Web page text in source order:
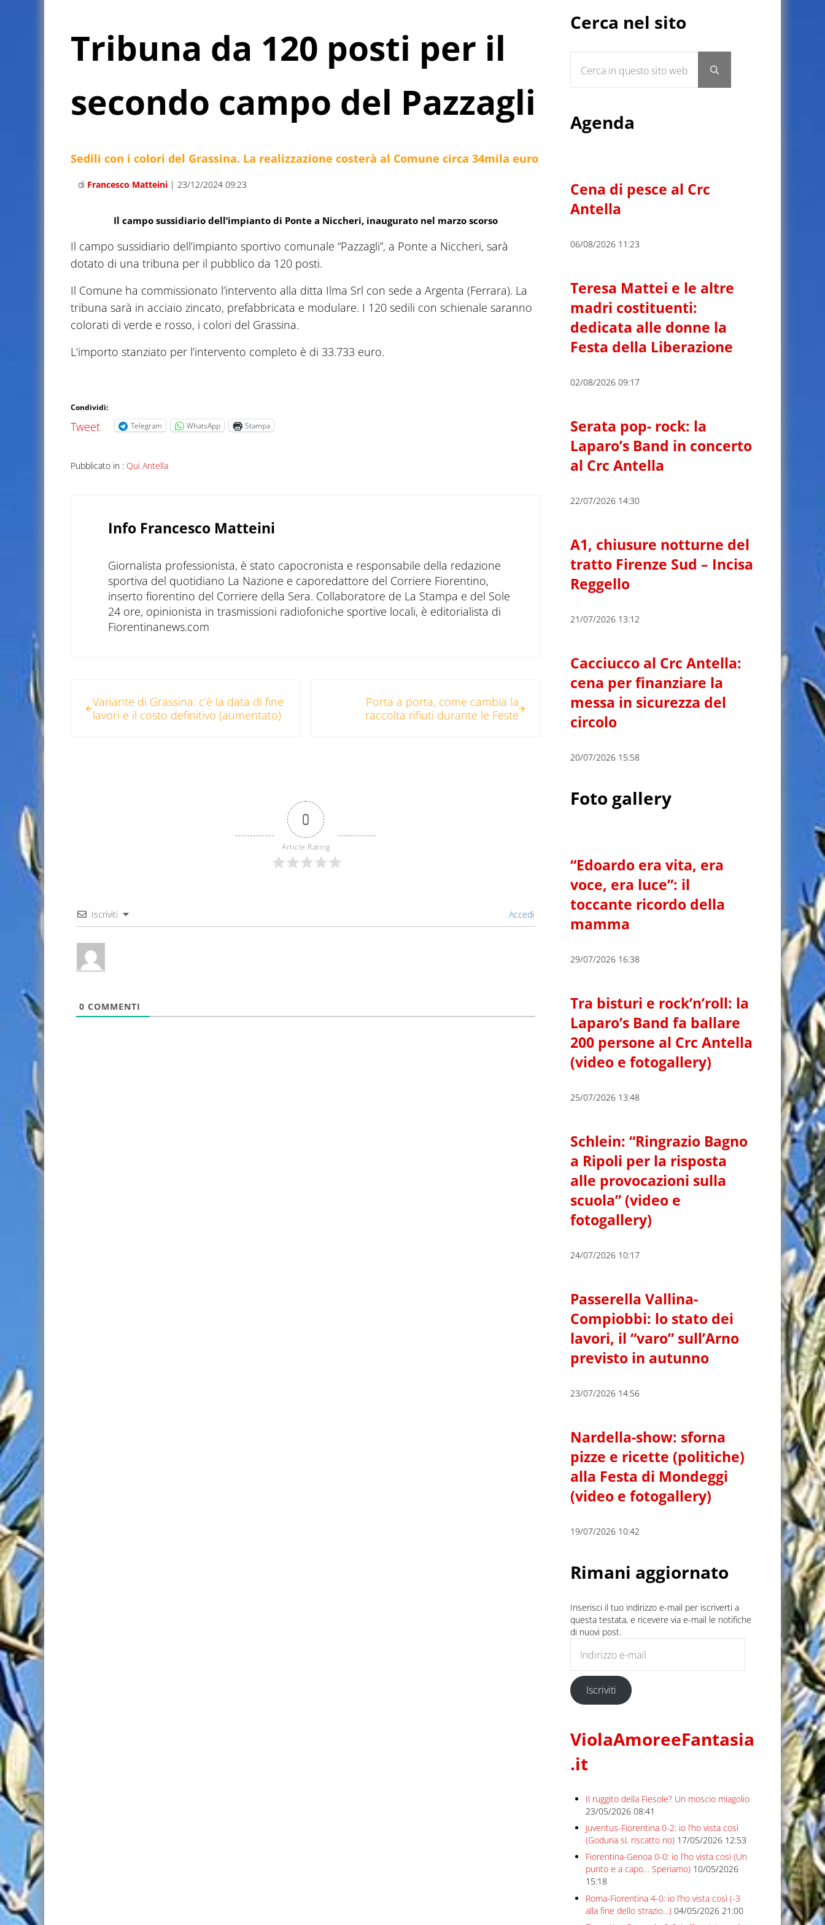
Tribuna da 120 posti per il
secondo campo del Pazzagli
Sedili con i colori del Grassina. La realizzazione costerà al Comune circa 34mila euro
di Francesco Matteini | 23/12/2024 09:23
Il campo sussidiario dell’impianto di Ponte a Niccheri, inaugurato nel marzo scorso
Il campo sussidiario dell’impianto sportivo comunale “Pazzagli”, a Ponte a Niccheri, sarà
dotato di una tribuna per il pubblico da 120 posti.
Il Comune ha commissionato l’intervento alla ditta Ilma Srl con sede a Argenta (Ferrara). La
tribuna sarà in acciaio zincato, prefabbricata e modulare. I 120 sedili con schienale saranno
colorati di verde e rosso, i colori del Grassina.
L’importo stanziato per l’intervento completo è di 33.733 euro.
Condividi:
Tweet Telegram WhatsApp Stampa
Pubblicato in : Qui Antella
Info Francesco Matteini
Giornalista professionista, è stato capocronista e responsabile della redazione
sportiva del quotidiano La Nazione e caporedattore del Corriere Fiorentino,
inserto fiorentino del Corriere della Sera. Collaboratore de La Stampa e del Sole
24 ore, opinionista in trasmissioni radiofoniche sportive locali, è editorialista di
Fiorentinanews.com
Variante di Grassina: c’è la data di fine
lavori e il costo definitivo (aumentato)
Porta a porta, come cambia la
raccolta rifiuti durante le Feste
0
Article Rating
Iscriviti Accedi
0 COMMENTI
Cerca nel sito
Submit search
Agenda
Cena di pesce al Crc
Antella
06/08/2026 11:23
Teresa Mattei e le altre
madri costituenti:
dedicata alle donne la
Festa della Liberazione
02/08/2026 09:17
Serata pop- rock: la
Laparo’s Band in concerto
al Crc Antella
22/07/2026 14:30
A1, chiusure notturne del
tratto Firenze Sud – Incisa
Reggello
21/07/2026 13:12
Cacciucco al Crc Antella:
cena per finanziare la
messa in sicurezza del
circolo
20/07/2026 15:58
Foto gallery
“Edoardo era vita, era
voce, era luce”: il
toccante ricordo della
mamma
29/07/2026 16:38
Tra bisturi e rock’n’roll: la
Laparo’s Band fa ballare
200 persone al Crc Antella
(video e fotogallery)
25/07/2026 13:48
Schlein: “Ringrazio Bagno
a Ripoli per la risposta
alle provocazioni sulla
scuola” (video e
fotogallery)
24/07/2026 10:17
Passerella Vallina-
Compiobbi: lo stato dei
lavori, il “varo” sull’Arno
previsto in autunno
23/07/2026 14:56
Nardella-show: sforna
pizze e ricette (politiche)
alla Festa di Mondeggi
(video e fotogallery)
19/07/2026 10:42
Rimani aggiornato
Inserisci il tuo indirizzo e-mail per iscriverti a
questa testata, e ricevere via e-mail le notifiche
di nuovi post.
Iscriviti
ViolaAmoreeFantasia
.it
Il ruggito della Fiesole? Un moscio miagolio
23/05/2026 08:41
Juventus-Fiorentina 0-2: io l’ho vista così
(Goduria sì, riscatto no) 17/05/2026 12:53
Fiorentina-Genoa 0-0: io l’ho vista così (Un
punto e a capo… Speriamo) 10/05/2026
15:18
Roma-Fiorentina 4-0: io l’ho vista così (-3
alla fine dello strazio…) 04/05/2026 21:00